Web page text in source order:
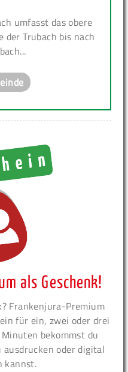
umfasst das obere
der Trubach bis nach
als Geschenk!
Frankenjura-Premium
für ein, zwei oder drei
bekommst du
oder digital
kannst.